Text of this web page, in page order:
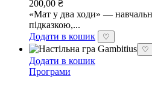
200,00 ₴
«Мат у два ходи» —
підказкою,...
Додати в кошик
♡
♡
Додати в кошик
Програми